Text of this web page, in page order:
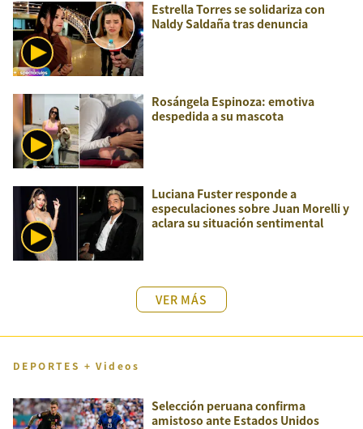
Estrella Torres se solidariza con
Naldy Saldaña tras denuncia
Rosángela Espinoza: emotiva
despedida a su mascota
Luciana Fuster responde a
especulaciones sobre Juan Morelli y
aclara su situación sentimental
VER MÁS
DEPORTES + Videos
Selección peruana confirma
amistoso ante Estados Unidos